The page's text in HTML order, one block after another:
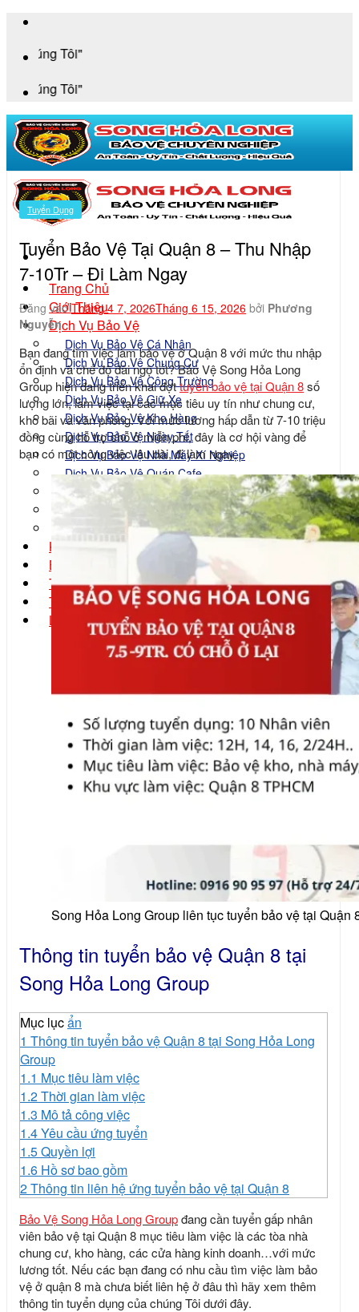
Trang Chủ
Giới Thiệu
Dịch Vụ Bảo Vệ
Dịch Vụ Bảo Vệ Cá Nhân
Dịch Vụ Bảo Vệ Chung Cư
Dịch Vụ Bảo Vệ Công Trường
Dịch Vụ Bảo Vệ Giữ Xe
Dịch Vụ Bảo Vệ Kho Hàng
Dịch Vụ Bảo Vệ Ngày Tết
Dịch Vụ Bảo Vệ Nhà Máy Xí Nghiệp
Dịch Vụ Bảo Vệ Quán Cafe
Dịch Vụ Bảo Vệ Sự Kiện
Dịch Vụ Bảo Vệ Tòa Nhà
Dịch Vụ Bảo Vệ Văn Phòng
Kiến Thức Nghiệp Vụ
Bảng Báo Giá
Tin tức
Tuyển Dụng
Liên Hệ
Tuyển Dụng
Tuyển Bảo Vệ Tại Quận 8 – Thu Nhập
7-10Tr – Đi Làm Ngay
Đăng vàoTháng 4 7, 2026Tháng 6 15, 2026 bởi Phương
Nguyễn
Bạn đangtìm việc làm bảo vệ ở Quận 8với mức thu nhập
ổn định và chế độ đãi ngộ tốt? Bảo Vệ Song Hỏa Long
Group hiện đang triển khai đợttuyển bảo vệ tại Quận 8số
lượng lớn, làm việc tại các mục tiêu uy tín như chung cư,
kho bãi và văn phòng. Với mức lương hấp dẫn từ 7-10 triệu
đồng cùng hỗ trợ chỗ ở miễn phí, đây là cơ hội vàng để
bạn có một công việc lâu dài, đi làm ngay.
Song Hỏa Long Group liên tục tuyển bảo vệ tại
Thông tin tuyển bảo vệ Quận 8 tại
Song Hỏa Long Group
Mục lụcẩn
1 Thông tin tuyển bảo vệ Quận 8 tại Song Hỏa Long
Group
1.1 Mục tiêu làm việc
1.2Thời gian làm việc
1.3 Mô tả công việc
1.4Yêu cầu ứng tuyển
1.5Quyền lợi
1.6 Hồ sơ bao gồm
2Thông tin liên hệ ứng tuyển bảo vệ tại Quận 8
Bảo Vệ Song Hỏa Long Groupđang cần tuyển gấp nhân
viên bảo vệ tại Quận 8 mục tiêu làm việc là các tòa nhà
chung cư, kho hàng, các cửa hàng kinh doanh…với mức
lương tốt. Nếu các bạn đang có nhu cầu tìm việc làm bảo
vệ ở quận 8 mà chưa biết liên hệ ở đâu thì hãy xem thêm
thông tin tuyển dụng của chúng Tôi dưới đây.